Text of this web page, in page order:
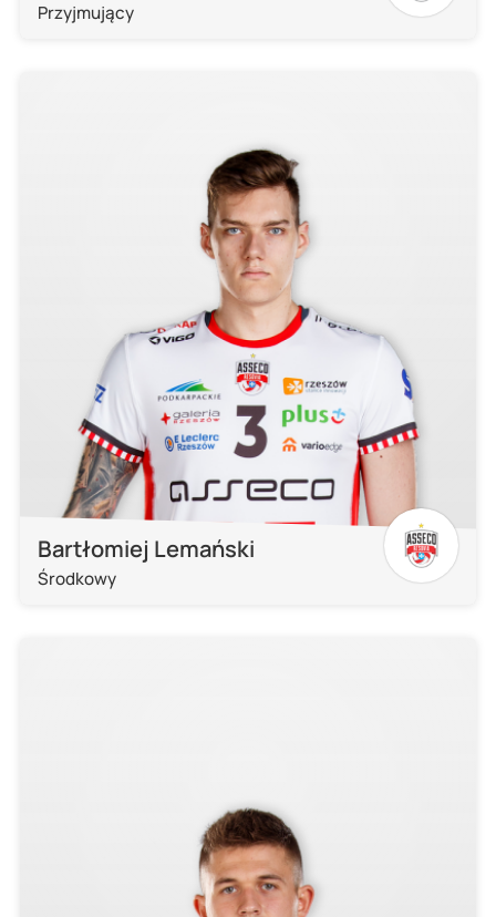
Przyjmujący
Bartłomiej Lemański
Środkowy